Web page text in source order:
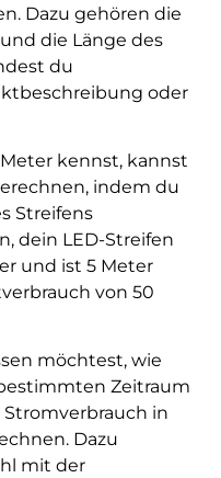
Dazu gehören die
die Länge des
du
oder
kennst, kannst
indem du
Streifens
dein LED-Streifen
und ist 5 Meter
von 50
möchtest, wie
Zeitraum
in
Dazu
mit der